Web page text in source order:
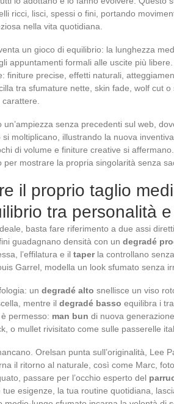
ricci, lisci, spessi o fini, portando
nella vita quotidiana.
un gioco di equilibrio: la lunghezza
appuntamenti formali alle uscite più
finiture precise, effetti naturali,
tra sfumature nette, skin fade, wolf cut
senza precedenti sul web,
moltiplicano, illustrando la nuova
di volume e finiture creative si
per mostrare la propria singolarità senza
il proprio taglio
tra personalità
basta fare riferimento a due assi
guadagnano densità con un degradé
l’effilatura e il taperla controllano
Garrel, modella un look sfumato senza
un degradé alto snellisce un viso
mentre il degradé basso equilibra i
permesso: man bun di nuova
o mullet rivisitato come sulle passerelle
Orelsan punta sull’originalità, Lee
il ritorno al naturale, così come Marc,
passare per l’occhio esperto del
esigenze, la tua routine quotidiana,